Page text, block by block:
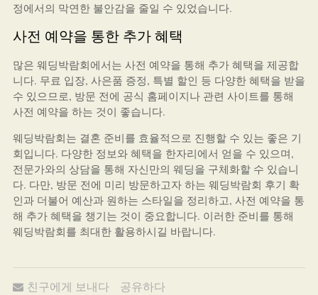
정에서의 막연한 불안감을 줄일 수 있었습니다.
사전 예약을 통한 추가 혜택
많은 웨딩박람회에서는 사전 예약을 통해 추가 혜택을 제공합
니다. 무료 입장, 사은품 증정, 특별 할인 등 다양한 혜택을 받을
수 있으므로, 방문 전에 공식 홈페이지나 관련 사이트를 통해
사전 예약을 하는 것이 좋습니다.
웨딩박람회는 결혼 준비를 효율적으로 진행할 수 있는 좋은 기
회입니다. 다양한 정보와 혜택을 한자리에서 얻을 수 있으며,
전문가와의 상담을 통해 자신만의 웨딩을 구체화할 수 있습니
다. 다만, 방문 전에 미리 방문하고자 하는 웨딩박람회 후기 확
인과 더불어 예산과 원하는 스타일을 정리하고, 사전 예약을 통
해 추가 혜택을 챙기는 것이 중요합니다. 이러한 준비를 통해
웨딩박람회를 최대한 활용하시길 바랍니다.
친구에게 보내다
공유하다